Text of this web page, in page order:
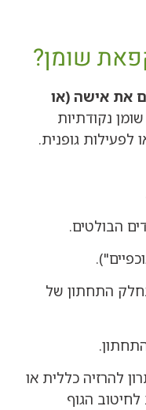
שומן?
את אישה (או
נקודתיות
לפעילות גופנית.
הבולטים.
התחתון של
להרזיה כללית או
הגוף